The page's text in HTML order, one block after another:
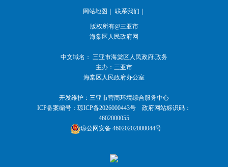
网站地图 联系我们
版权所有@三亚市
海棠区人民政府网
中文域名： 三亚市海棠区人民政府.政务
主办：三亚市
海棠区人民政府办公室
开发维护：三亚市营商环境综合服务中心
ICP备案编号： 琼ICP备2026000443号
政府网站标识码：
4602000055
琼公网安备 46020202000044号